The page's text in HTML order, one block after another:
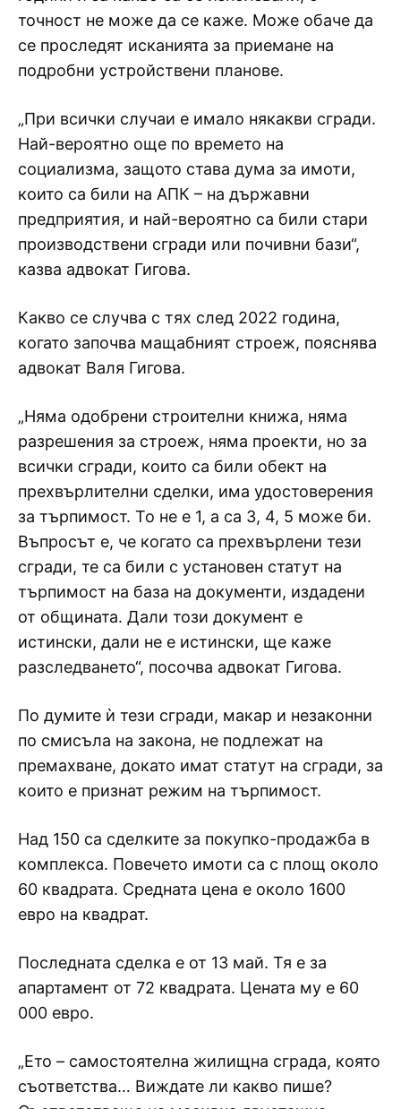
точност не може да се каже. Може обаче да
се проследят исканията за приемане на
подробни устройствени планове.
„При всички случаи е имало някакви сгради.
Най-вероятно още по времето на
социализма, защото става дума за имоти,
които са били на АПК – на държавни
предприятия, и най-вероятно са били стари
производствени сгради или почивни бази“,
казва адвокат Гигова.
Какво се случва с тях след 2022 година,
когато започва мащабният строеж, пояснява
адвокат Валя Гигова.
„Няма одобрени строителни книжа, няма
разрешения за строеж, няма проекти, но за
всички сгради, които са били обект на
прехвърлителни сделки, има удостоверения
за търпимост. То не е 1, а са 3, 4, 5 може би.
Въпросът е, че когато са прехвърлени тези
сгради, те са били с установен статут на
търпимост на база на документи, издадени
от общината. Дали този документ е
истински, дали не е истински, ще каже
разследването“, посочва адвокат Гигова.
По думите ѝ тези сгради, макар и незаконни
по смисъла на закона, не подлежат на
премахване, докато имат статут на сгради, за
които е признат режим на търпимост.
Над 150 са сделките за покупко-продажба в
комплекса. Повечето имоти са с площ около
60 квадрата. Средната цена е около 1600
евро на квадрат.
Последната сделка е от 13 май. Тя е за
апартамент от 72 квадрата. Цената му е 60
000 евро.
„Ето – самостоятелна жилищна сграда, която
съответства… Виждате ли какво пише?